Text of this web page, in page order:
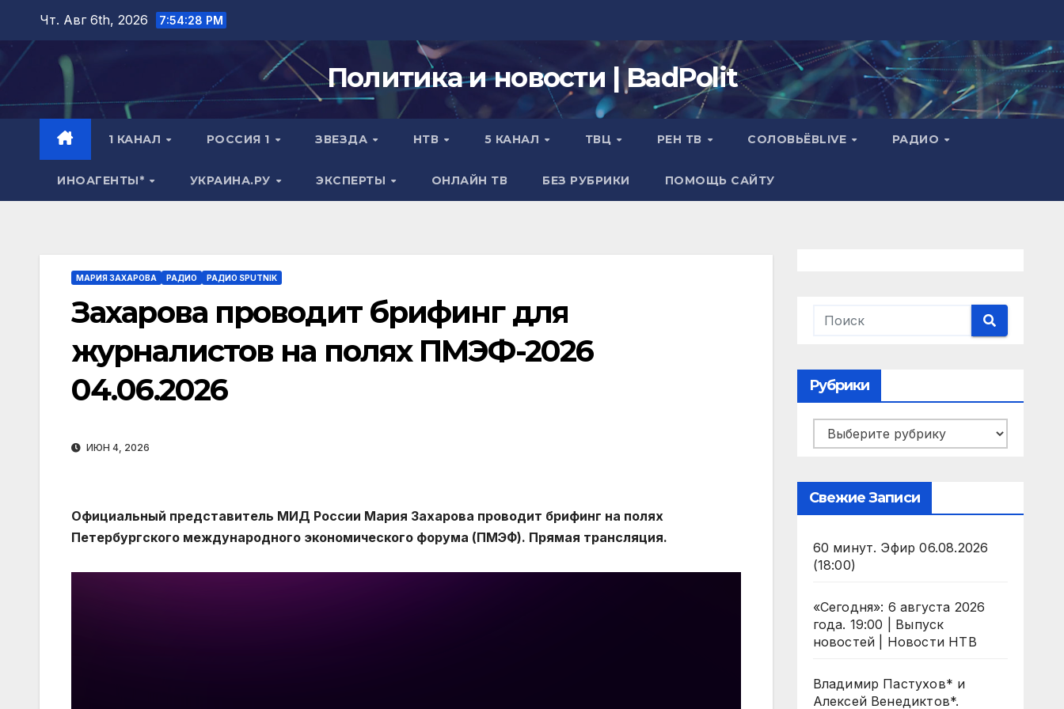
Перейти
содержимому
Чт. Авг 6th, 2026 7:54:29 PM
Политика и новости | BadPolit
1 КАНАЛ РОССИЯ 1 ЗВЕЗДА НТВ 5 КАНАЛ ТВЦ РЕН ТВ СОЛОВЬЁВLIVE РАДИО
ИНОАГЕНТЫ* УКРАИНА.РУ ЭКСПЕРТЫ ОНЛАЙН ТВ БЕЗ РУБРИКИ ПОМОЩЬ САЙТУ
МАРИЯ ЗАХАРОВА РАДИО РАДИО SPUTNIK
Захарова проводит брифинг для
журналистов на полях ПМЭФ-2026
04.06.2026
ИЮН 4, 2026
Официальный представитель МИД России Мария Захарова проводит брифинг на полях
Петербургского международного экономического форума (ПМЭФ). Прямая трансляция.
Рубрики
Рубрики
Свежие Записи
60 минут. Эфир 06.08.2026
(18:00)
«Сегодня»: 6 августа 2026
года. 19:00 | Выпуск
новостей | Новости НТВ
Владимир Пастухов* и
Алексей Венедиктов*.